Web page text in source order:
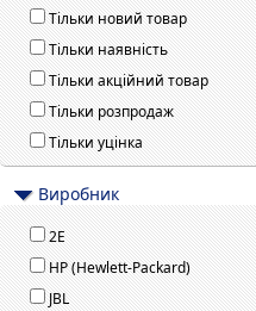
Тільки новий товар
Тільки наявність
Тільки акційний товар
Тільки розпродаж
Тільки уцінка
Виробник
2E
HP (Hewlett-Packard)
JBL